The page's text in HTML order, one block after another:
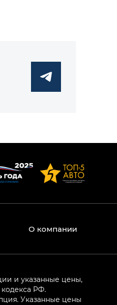
О компании
и указанные цены,
РФ.
Указанные цены